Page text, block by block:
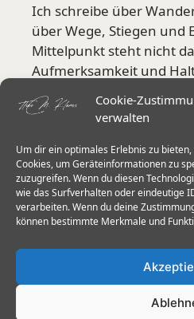
Cookie-
verwalten
Um dir ein optimales Erlebnis zu
Cookies, um Geräteinformationen zu
zuzugreifen. Wenn du diesen
wie das Surfverhalten oder eindeutige
verarbeiten. Wenn du deine
können bestimmte Merkmale und
Ich schreibe über
über Wege, Stiegen und
Mittelpunkt steht nicht
Aufmerksamkeit und
Mehr über mich
Aktuelle
Stiegen in der
Herkulessäulen &
Wanderstöcke im
Trittsicherheit 60+